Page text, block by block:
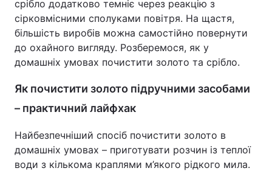
срібло додатково темніє через реакцію з
сірковмісними сполуками повітря. На щастя,
більшість виробів можна самостійно повернути
до охайного вигляду. Розберемося, як у
домашніх умовах почистити золото та срібло.
Як почистити золото підручними засобами
– практичний лайфхак
Найбезпечніший спосіб почистити золото в
домашніх умовах – приготувати розчин із теплої
води з кількома краплями м’якого рідкого мила.